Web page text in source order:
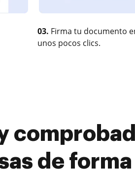
03. Firma tu documento
unos pocos clics.
de